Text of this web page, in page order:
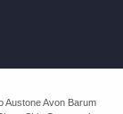
Austone Avon Barum